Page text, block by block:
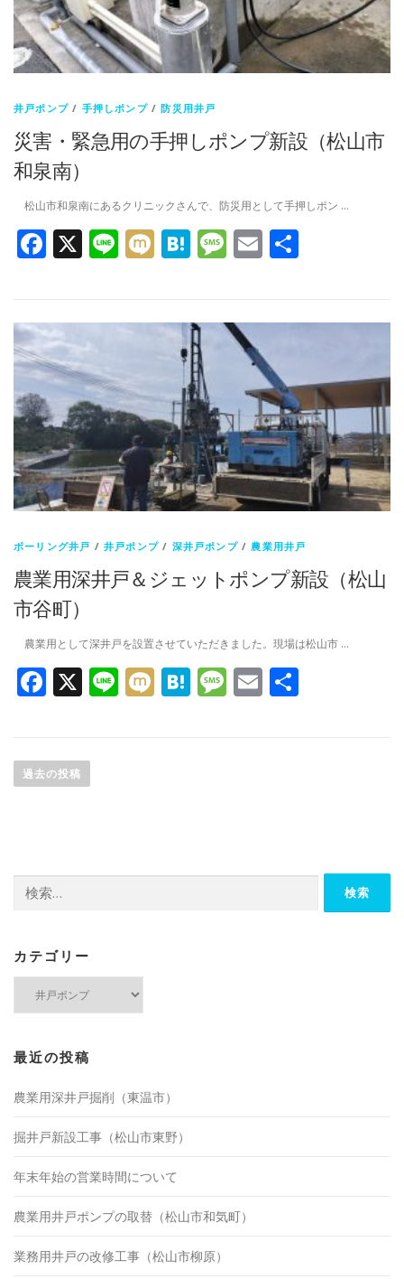
井戸ポンプ / 手押しポンプ/防災用井戸
災害・緊急用の手押しポンプ新設（松山市
和泉南）
松山市和泉南にあるクリニックさんで、防災用として手押しポン …
Facebook
X LineMixiHatena
Message
Email
ボーリング井戸 /井戸ポンプ / 深井戸ポンプ/農業用井戸
農業用深井戸＆ジェットポンプ新設（松山
市谷町）
農業用として深井戸を設置させていただきました。現場は松山市 …
Facebook
X LineMixiHatena
Message
Email
稿
シ
過去の投稿
索:
カテゴリー
ー
最近の投稿
農業用深井戸掘削（東温市）
掘井戸新設工事（松山市東野）
年末年始の営業時間について
農業用井戸ポンプの取替（松山市和気町）
業務用井戸の改修工事（松山市柳原）